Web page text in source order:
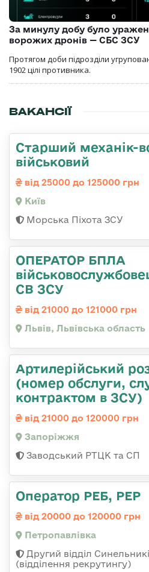
За минулу добу було
ворожих дронів — СБС ЗСУ
Протягом доби підрозділи
1902 цілі противника.
ВАКАНСІЇ
Стаpший механік-
військовий
від 25000 до 125000 грн
Київ
Морська Піхота ЗСУ
ОПЕРАТОР БПЛА
СВ ЗСУ
від 21000 до 121000 грн
Львів, Львівська область
Артилерійський
(номер обслуги,
контрактом в ЗСУ)
від 21000 до 120000 грн
Запоріжжя
Заводський РТЦК та СП
Оператор РЕБ, РЕР
від 20000 до 120000 грн
Петропавлівка
Другий відділ
(відділення рекрутингу)